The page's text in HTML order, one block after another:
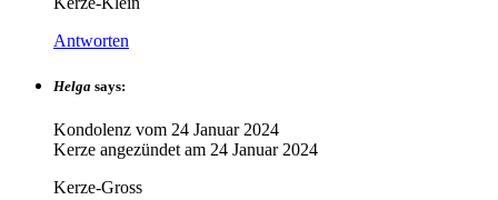
Antworten
Helga says:
Kondolenz vom 24 Januar 2024
Kerze angezündet am 24 Januar 2024
Kerze-Gross